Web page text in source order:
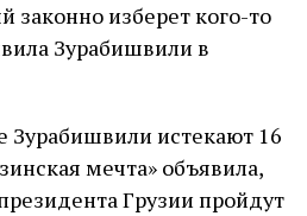
законно изберет кого-то
Зурабишвили в
истекают 16
мечта» объявила,
Грузии пройдут